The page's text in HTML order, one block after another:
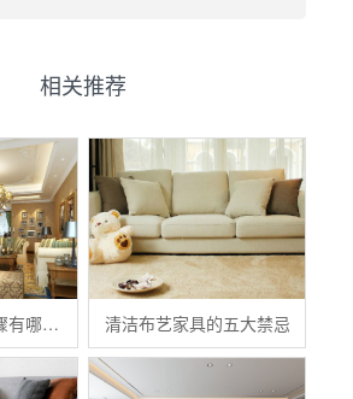
相关推荐
清洁水晶灯的步骤有哪些？ 清洁布艺家具的五大禁忌